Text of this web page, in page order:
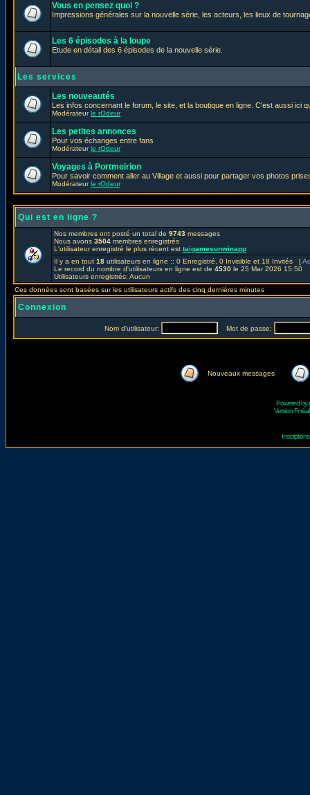
Vous en pensez quoi ?
Impressions générales sur la nouvelle série, les acteurs, les lieux de
Les 6 épisodes à la loupe
Etude en détail des 6 épisodes de la nouvelle série.
Les services
Les nouveautés
Les infos concernant le forum, le site, et la boutique en ligne. C'est aussi ici
Modérateurle rOdeur
Les petites annonces
Pour vos échanges entre fans
Modérateurle rOdeur
Voyages à Portmeirion
Pour savoir comment aller au Village et aussi pour partager vos photos
Modérateurle rOdeur
Qui est en ligne ?
Nos membres ont posté un total de 9743 messages
Nous avons 3504 membres enregistrés
L'utilisateur enregistré le plus récent est taigamesunwinapp
Il y a en tout 18 utilisateurs en ligne :: 0 Enregistré, 0 Invisible et 18 Invités [
Le record du nombre d'utilisateurs en ligne est de 4530 le 25 Mar 2026 15:50
Utilisateurs enregistrés: Aucun
Ces données sont basées sur les utilisateurs actifs des cinq dernières minutes
Connexion
Nom d'utilisateur: Mot de passe:
Nouveaux messages
Powered by
Version Fr